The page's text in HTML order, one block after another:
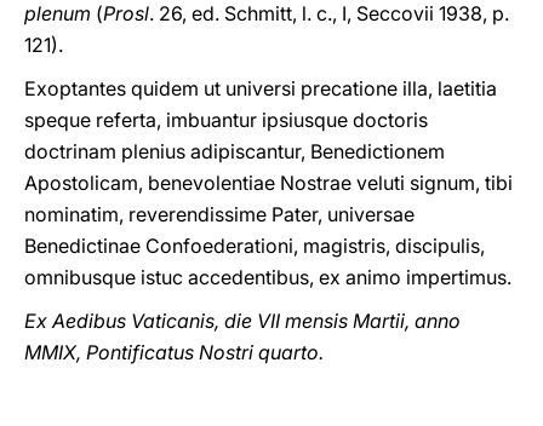
plenum (Prosl. 26, ed. Schmitt, l. c., I, Seccovii 1938, p.
121).
Exoptantes quidem ut universi precatione illa, laetitia
speque referta, imbuantur ipsiusque doctoris
doctrinam plenius adipiscantur, Benedictionem
Apostolicam, benevolentiae Nostrae veluti signum, tibi
nominatim, reverendissime Pater, universae
Benedictinae Confoederationi, magistris, discipulis,
omnibusque istuc accedentibus, ex animo impertimus.
Ex Aedibus Vaticanis, die VII mensis Martii, anno
MMIX, Pontificatus Nostri quarto.